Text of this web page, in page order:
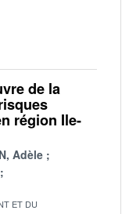
de la
région Ile-
Adèle
ET DU